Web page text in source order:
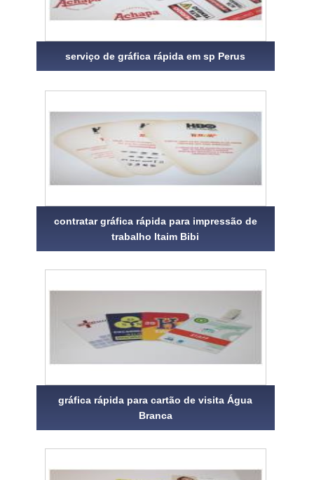
serviço de gráfica rápida em sp Perus
contratar gráfica rápida para impressão de
trabalho Itaim Bibi
gráfica rápida para cartão de visita Água
Branca